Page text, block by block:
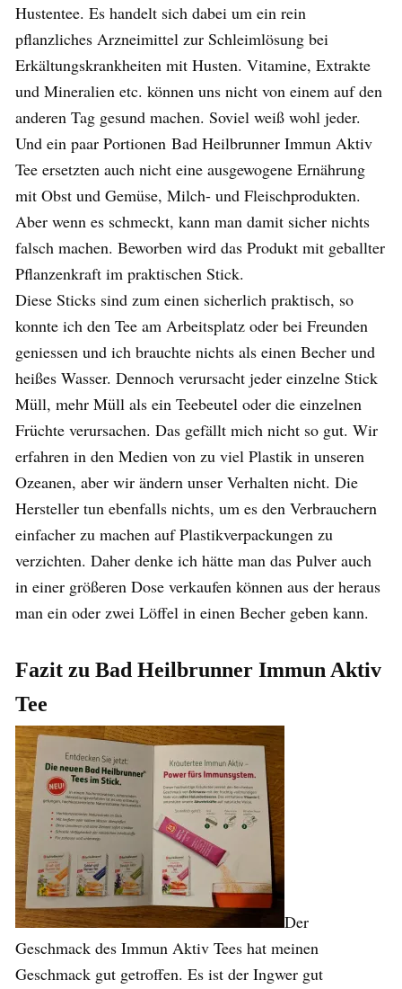
Hustentee. Es handelt sich dabei um ein rein
pflanzliches Arzneimittel zur Schleimlösung bei
Erkältungskrankheiten mit Husten. Vitamine, Extrakte
und Mineralien etc. können uns nicht von einem auf den
anderen Tag gesund machen. Soviel weiß wohl jeder.
Und ein paar Portionen Bad Heilbrunner Immun Aktiv
Tee ersetzten auch nicht eine ausgewogene Ernährung
mit Obst und Gemüse, Milch- und Fleischprodukten.
Aber wenn es schmeckt, kann man damit sicher nichts
falsch machen. Beworben wird das Produkt mit geballter
Pflanzenkraft im praktischen Stick.
Diese Sticks sind zum einen sicherlich praktisch, so
konnte ich den Tee am Arbeitsplatz oder bei Freunden
geniessen und ich brauchte nichts als einen Becher und
heißes Wasser. Dennoch verursacht jeder einzelne Stick
Müll, mehr Müll als ein Teebeutel oder die einzelnen
Früchte verursachen. Das gefällt mich nicht so gut. Wir
erfahren in den Medien von zu viel Plastik in unseren
Ozeanen, aber wir ändern unser Verhalten nicht. Die
Hersteller tun ebenfalls nichts, um es den Verbrauchern
einfacher zu machen auf Plastikverpackungen zu
verzichten. Daher denke ich hätte man das Pulver auch
in einer größeren Dose verkaufen können aus der heraus
man ein oder zwei Löffel in einen Becher geben kann.
Fazit zu Bad Heilbrunner Immun Aktiv
Tee
Der
Geschmack des Immun Aktiv Tees hat meinen
Geschmack gut getroffen. Es ist der Ingwer gut